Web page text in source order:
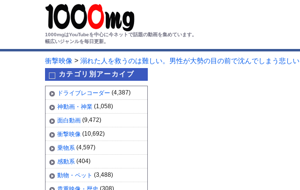
1000mgはYouTubeを中心に今ネットで話題の動画を集めています。
幅広いジャンルを毎日更新。
衝撃映像 > 溺れた人を救うのは難しい。男性が大勢の目の前で沈んでしまう悲しい
カテゴリ別アーカイブ
ドライブレコーダー (4,387)
神動画・神業 (1,058)
面白動画 (9,472)
衝撃映像 (10,692)
乗物系 (4,597)
感動系 (404)
動物・ペット (3,488)
(308)